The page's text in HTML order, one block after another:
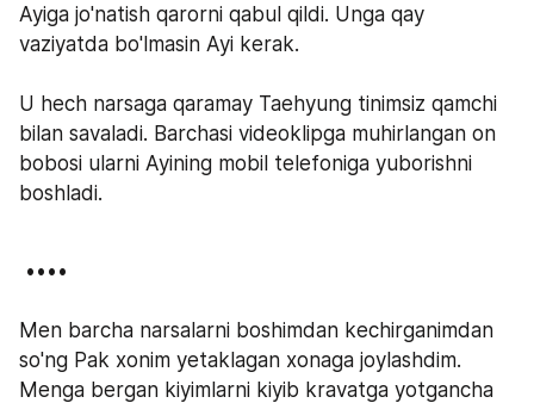
Ayiga jo'natish qarorni qabul qildi. Unga qay
vaziyatda bo'lmasin Ayi kerak.
U hech narsaga qaramay Taehyung tinimsiz qamchi
bilan savaladi. Barchasi videoklipga muhirlangan on
bobosi ularni Ayining mobil telefoniga yuborishni
boshladi.
ㅤㅤㅤㅤㅤㅤㅤㅤㅤㅤㅤㅤㅤ••••
Men barcha narsalarni boshimdan kechirganimdan
so'ng Pak xonim yetaklagan xonaga joylashdim.
Menga bergan kiyimlarni kiyib kravatga yotgancha